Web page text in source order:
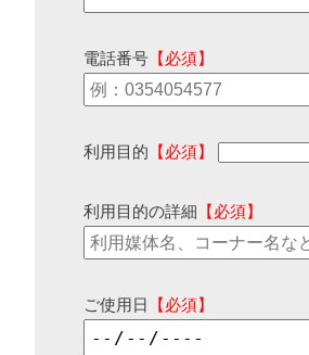
電話番号 【必須】
利用目的 【必須】
利用目的の詳細 【必須】
ご使用日 【必須】